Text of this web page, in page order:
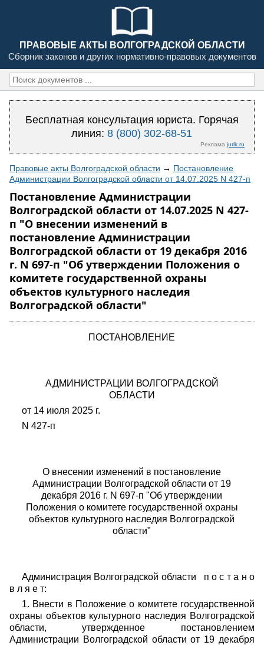
ПРАВОВЫЕ АКТЫ ВОЛГОГРАДСКОЙ ОБЛАСТИ
Сборник законов и других нормативно-правовых документов
Бесплатная консультация юриста. Горячая
линия:8 (800) 302-68-51
Реклама jurik.ru
Правовые акты Волгоградской области → Постановление
Администрации Волгоградской области от 14.07.2025 N 427-п
Постановление Администрации
Волгоградской области от 14.07.2025 N 427-
п "О внесении изменений в
постановление Администрации
Волгоградской области от 19 декабря 2016
г. N 697-п "Об утверждении Положения о
комитете государственной охраны
объектов культурного наследия
Волгоградской области"
ПОСТАНОВЛЕНИЕ
АДМИНИСТРАЦИИ ВОЛГОГРАДСКОЙ
ОБЛАСТИ
от 14 июля 2025 г.
N 427-п
О внесении изменений в постановление
Администрации Волгоградской области от 19
декабря 2016 г. N 697-п "Об утверждении
Положения о комитете государственной охраны
объектов культурного наследия Волгоградской
области"
Администрация Волгоградской области п о с т а н о
в л я е т:
1. Внести в Положение о комитете государственной
охраны объектов культурного наследия Волгоградской
области, утвержденное постановлением
Администрации Волгоградской области от 19 декабря